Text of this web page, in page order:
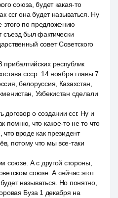
союза, будет какая-то
ссг она будет называться. Ну
по предложению
съезд был фактически
совет Советского
республик
ссср. 14 ноября главы 7
белоруссия, Казахстан,
Узбекистан сделали
о создании ссг. Ну и
помню, что какое-то не то что
вроде как президент
потому что мы все-таки
союзе. А с другой стороны,
союзе. А сейчас этот
называться. Но понятно,
Буза 1 декабря на